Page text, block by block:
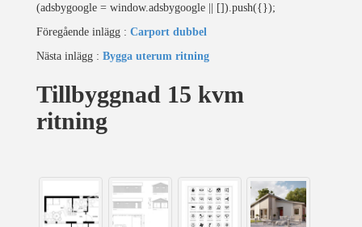
(adsbygoogle = window.adsbygoogle || []).push({});
Föregående inlägg : Carport dubbel
Nästa inlägg : Bygga uterum ritning
Tillbyggnad 15 kvm
ritning